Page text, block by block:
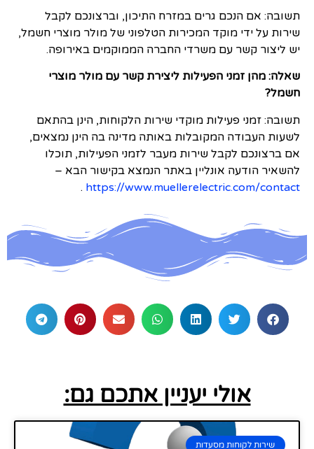
תשובה: אם הנכם גרים במזרח התיכון, וברצונכם לקבל
שירות על ידי מוקד המכירות הטלפוני של מולר מוצרי חשמל,
יש ליצור קשר עם משרדי החברה הממוקמים באירופה.
שאלה: מהן זמני הפעילות ליצירת קשר עם מולר מוצרי
חשמל?
תשובה: זמני פעילות מוקדי שירות הלקוחות, הינן בהתאם
לשעות העבודה המקובלות באותה מדינה בה הינן נמצאים,
אם ברצונכם לקבל שירות מעבר לזמני הפעילות, תוכלו
להשאיר הודעה אונליין באתר הנמצא בקישור הבא –
https://www.muellerelectric.com/contact
.
אולי יעניין אתכם גם:
שירות לקוחות מסעדות